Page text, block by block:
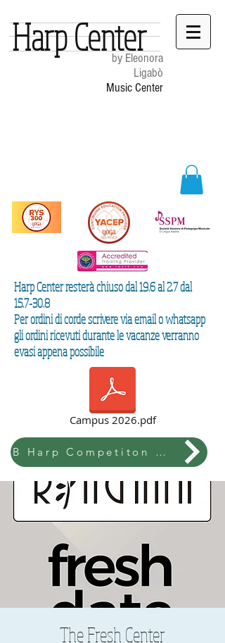
by Eleonora
Ligabò
Music Center
Harp Center
Harp Center resterà chiuso dal 19.6 al 2.7 dal
15.7-30.8
Per ordini di corde scrivere via email o whatsapp
gli ordini ricevuti durante le vacanze verranno
evasi appena possibile
Campus 2026.pdf
B Harp Competiton & Festival
The Fresh Center